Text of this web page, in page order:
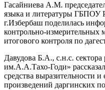
Гасайниева А.М.
языка и литературы
г.Избербаш поделилась
контрольно-измерительных
итогового контроля по
Давудова Б.А., с.н.с.
им.А.А.Тахо-Годи»
средства выразительности
произведений даргинских